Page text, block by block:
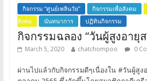
กิจกรรม “ศูนย์เพลินวัย” กิจกรรมเพื่อสังคม
สังคม
นันทนาการ ปฏิทินกิจกรรม
กิจกรรมฉลอง “วันผู้สูงอายุ
March 5, 2020 chatchompoo 0
ผ่านไปแล้วกับกิจกรรมดีๆเนื่องใน #วันผู้สูง